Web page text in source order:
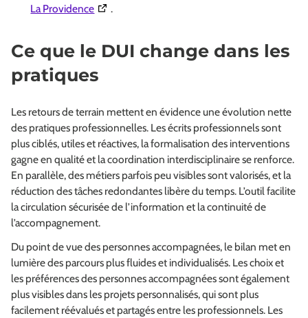
La Providence(Ouverture dans une nouvelle fenêtre)
.
Ce que le DUI change dans les
pratiques
Les retours de terrain mettent en évidence une évolution nette
des pratiques professionnelles. Les écrits professionnels sont
plus ciblés, utiles et réactives, la formalisation des interventions
gagne en qualité et la coordination interdisciplinaire se renforce.
En parallèle, des métiers parfois peu visibles sont valorisés, et la
réduction des tâches redondantes libère du temps. L’outil facilite
la circulation sécurisée de l’information et la continuité de
l’accompagnement.
Du point de vue des personnes accompagnées, le bilan met en
lumière des parcours plus fluides et individualisés. Les choix et
les préférences des personnes accompagnées sont également
plus visibles dans les projets personnalisés, qui sont plus
facilement réévalués et partagés entre les professionnels. Les